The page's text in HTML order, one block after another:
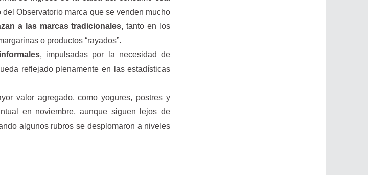
Observatorio marca que se venden mucho
a las marcas tradicionales, tanto en los
o productos “rayados”.
, impulsadas por la necesidad de
reflejado plenamente en las estadísticas
valor agregado, como yogures, postres y
en noviembre, aunque siguen lejos de
algunos rubros se desplomaron a niveles